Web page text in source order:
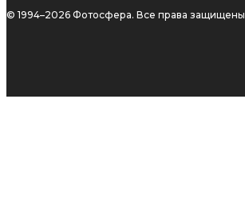
© 1994–2026 Фотосфера. Все права защищены